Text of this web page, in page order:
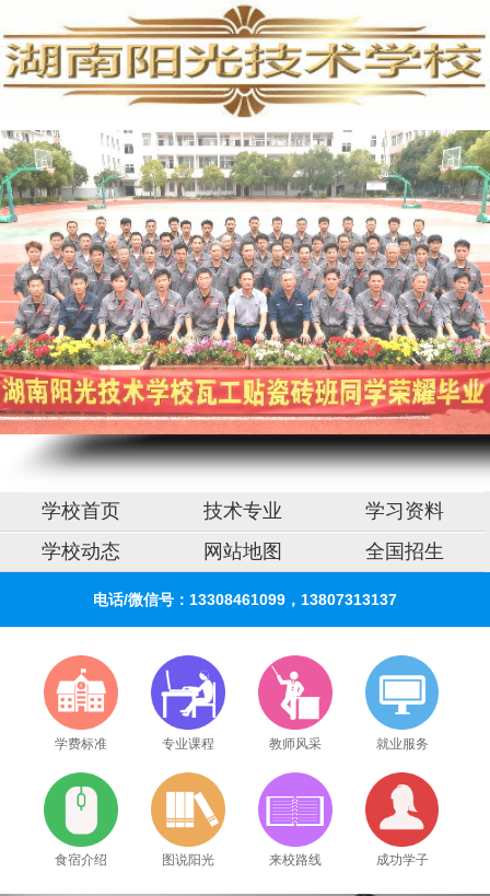
培
训,
水
电
工
培
训,
水
电
安
装
培
训
学
校
学校首页 技术专业
学习资料
学校动态
网站地图 全国招生
电话/微信号：13308461099，13807313137
学费标准 专业课程 教师风采 就业服务
食宿介绍 图说阳光 来校路线 成功学子